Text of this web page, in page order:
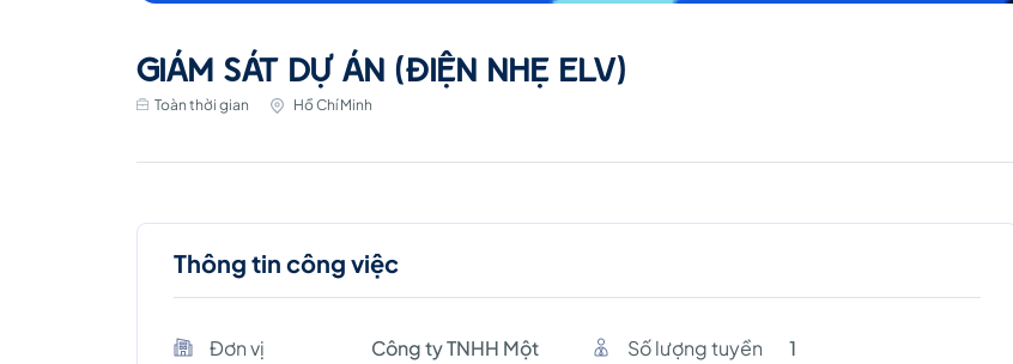
GIÁM SÁT DỰ ÁN (ĐIỆN NHẸ ELV)
Toàn thời gian Hồ Chí Minh
Thông tin công việc
Đơn vị
Công ty TNHH Một
Số lượng tuyền 1